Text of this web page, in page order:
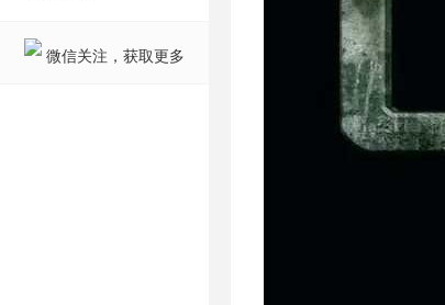
微信关注，获取更多